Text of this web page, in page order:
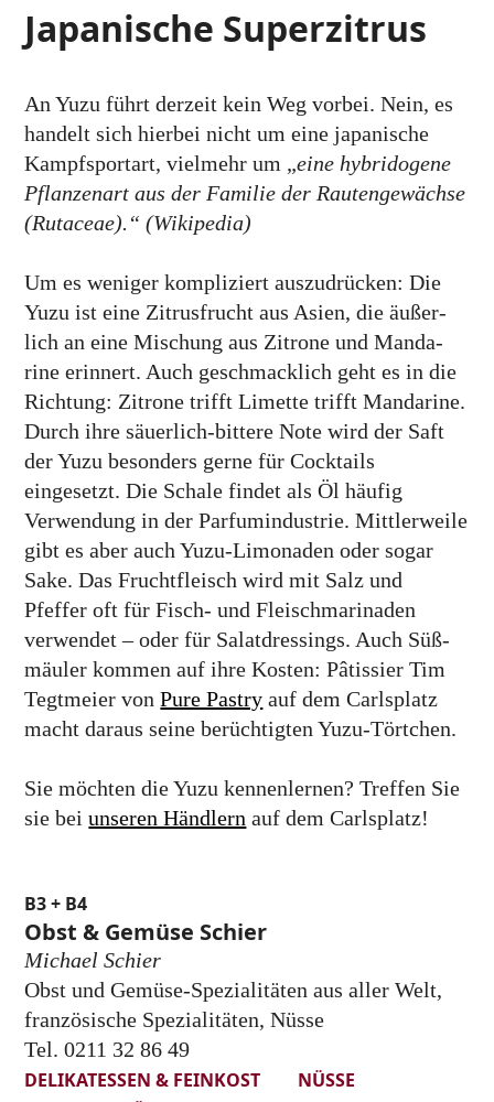
Japanische Superzitrus
An Yuzu führt derzeit kein Weg vorbei. Nein, es
handelt sich hier­bei nicht um eine japani­sche
Kampf­sportart, viel­mehr um „eine hybrido­gene
Pflanzen­art aus der Familie der Rauten­gewächse
(Rutaceae).“ (Wikipedia)
Um es weniger kompli­ziert auszu­drücken: Die
Yuzu ist eine Zitrus­frucht aus Asien, die äußer­
lich an eine Mischung aus Zitrone und Manda­
rine erinnert. Auch geschmack­lich geht es in die
Richtung: Zitrone trifft Limette trifft Manda­rine.
Durch ihre säuerlich-bittere Note wird der Saft
der Yuzu beson­ders gerne für Cock­tails
eingesetzt. Die Schale findet als Öl häufig
Verwen­dung in der Parfum­industrie. Mittler­weile
gibt es aber auch Yuzu-Limonaden oder sogar
Sake. Das Frucht­fleisch wird mit Salz und
Pfeffer oft für Fisch- und Fleisch­marinaden
verwendet – oder für Salat­dressings. Auch Süß­
mäuler kommen auf ihre Kosten: Pâtissier Tim
Tegtmeier vonPure Pastry auf dem Carls­platz
macht daraus seine berüch­tigten Yuzu-Törtchen.
Sie möchten die Yuzu kennen­lernen? Treffen Sie
sie beiunseren Händlern auf dem Carlsplatz!
B3 + B4
Obst & Gemüse Schier
Michael Schier
Obst und Gemüse-Spezialitäten aus aller Welt,
französische Spezialitäten, Nüsse
Tel. 0211 32 86 49
DELIKATESSEN & FEINKOST
NÜSSE